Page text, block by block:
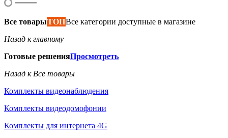
Все товарыТОПВсе категории доступные в магазине
Назад к главному
Готовые решенияПросмотреть
Назад к Все товары
Комплекты видеонаблюдения
Комплекты видеодомофонии
Комплекты для интернета 4G